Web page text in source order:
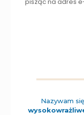
pisząc na adres
Nazywam